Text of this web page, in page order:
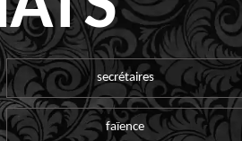
secrétaires
faïence